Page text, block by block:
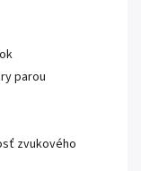
parou
zvukového